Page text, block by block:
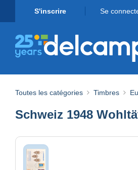
S'inscrire Se
Toutes les catégories Timbres
Schweiz 1948